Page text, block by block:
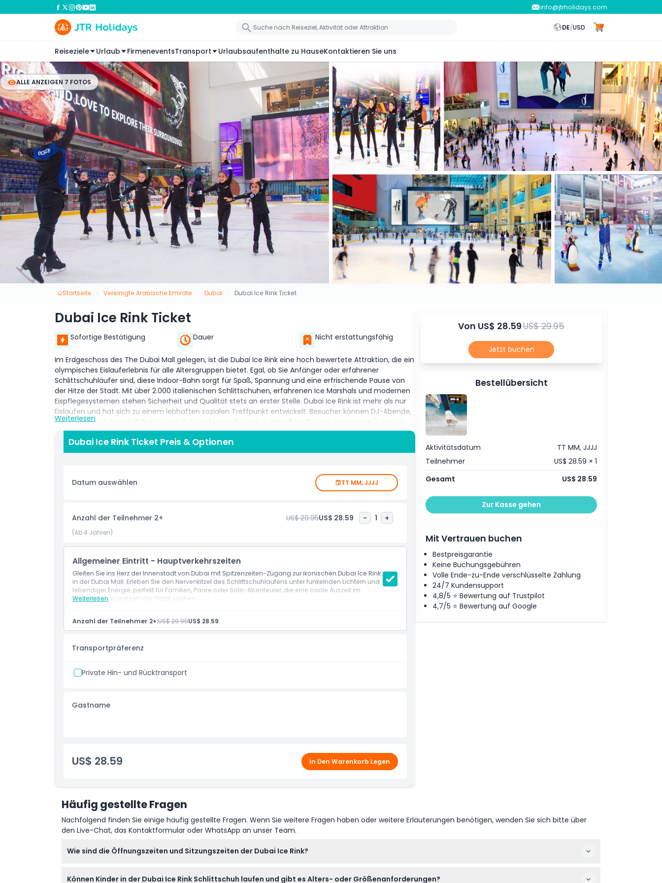
info@jtrholidays.com
DE/USD
Reiseziele Urlaub FirmeneventsTransport Urlaubsaufenthalte zu HauseKontaktieren Sie uns
ALLE ANZEIGEN 7 FOTOS
Startseite Vereinigte Arabische Emirate Dubai Dubai Ice Rink Ticket
Dubai Ice Rink Ticket
Sofortige Bestätigung Dauer Nicht erstattungsfähig
Im Erdgeschoss des The Dubai Mall gelegen, ist die Dubai Ice Rink eine hoch bewertete Attraktion, die ein
olympisches Eislauferlebnis für alle Altersgruppen bietet. Egal, ob Sie Anfänger oder erfahrener
Schlittschuhläufer sind, diese Indoor-Bahn sorgt für Spaß, Spannung und eine erfrischende Pause von
der Hitze der Stadt. Mit über 2.000 italienischen Schlittschuhen, erfahrenen Ice Marshals und modernen
Eispflegesystemen stehen Sicherheit und Qualität stets an erster Stelle. Dubai Ice Rink ist mehr als nur
Eislaufen und hat sich zu einem lebhaften sozialen Treffpunkt entwickelt. Besucher können DJ-Abende,
Disco-Sessions, Snowfall Skating, Ice Golf und sogar Eishockey genießen. Die neu gestartete Dubai Ice
Rink Skating Academy (DIRSA) bietet professionelles Training für alle von Anfängern bis zu
fortgeschrittenen Eiskunstläufern. Die Eisbahn verwandelt sich auch in eine lebendige Location für
Geburtstagsfeiern, Firmenveranstaltungen und Live-Sportübertragungen, einschließlich FIFA-Weltcup-
ist es der perfekte Ort für Familien, Touristen und Einheimische, die ein einzigartiges Erlebnis im Herzen
von Downtown Dubai suchen.
unvergessliche Momente an einem der ikonischsten Orte der Stadt.
Highlights
Inklusivleistungen
Richtlinie für Kinder und Erwachsene
Nicht geeignet für
Weiterlesen
Dubai Ice Rink Ticket Preis & Optionen
Datum auswählen TT MM, JJJJ
Anzahl der Teilnehmer 2+ US$ 29.95US$ 28.59 - 1 +
(Ab 4 Jahren)
Allgemeiner Eintritt - Hauptverkehrszeiten
Gleiten Sie ins Herz der Innenstadt von Dubai mit Spitzenzeiten-Zugang zur ikonischen Dubai Ice Rink
in der Dubai Mall. Erleben Sie den Nervenkitzel des Schlittschuhlaufens unter funkelnden Lichtern und
lebendiger Energie, perfekt für Familien, Paare oder Solo-Abenteurer, die eine coole Auszeit im
Unterhaltungszentrum der Stadt suchen
Weiterlesen
Anzahl der Teilnehmer 2+:US$ 29.95US$ 28.59
Transportpräferenz
Private Hin- und Rücktransport
Gastname
US$ 28.59 In Den Warenkorb Legen
Von US$ 28.59US$ 29.95
Jetzt buchen
Bestellübersicht
Aktivitätsdatum
TT MM, JJJJ
Teilnehmer
US$ 28.59 × 1
Gesamt
US$ 28.59
Zur Kasse gehen
Mit Vertrauen buchen
Bestpreisgarantie
Keine Buchungsgebühren
Volle Ende-zu-Ende verschlüsselte Zahlung
24/7 Kundensupport
4,8/5 ⭐ Bewertung auf Trustpilot
4,7/5 ⭐ Bewertung auf Google
Häufig gestellte Fragen
Nachfolgend finden Sie einige häufig gestellte Fragen. Wenn Sie weitere Fragen haben oder weitere Erläuterungen benötigen, wenden Sie sich bitte über
den Live-Chat, das Kontaktformular oder WhatsApp an unser Team.
Wie sind die Öffnungszeiten und Sitzungszeiten der Dubai Ice Rink?
Schlittschuhlaufen, Diskonächten und Schneefallsitzungen. Die letzte Sitzung beginnt um 17:00 Uhr (Änderungen vorbehalten – bitte zum Zeitpunkt der
Können Kinder in der Dubai Ice Rink Schlittschuh laufen und gibt es Alters- oder Größenanforderungen?